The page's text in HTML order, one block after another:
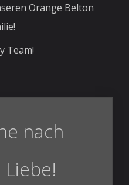
Orange Belton
Team!
nach